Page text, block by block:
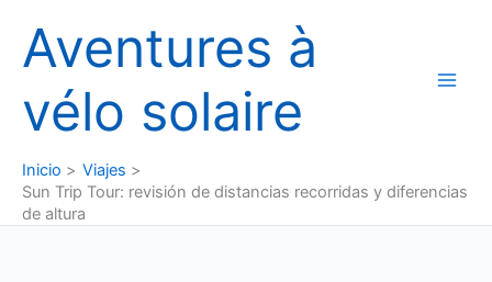
contenido
Aventures à
vélo solaire
Inicio
Viajes
Sun Trip Tour: revisión de distancias recorridas y diferencias
de altura